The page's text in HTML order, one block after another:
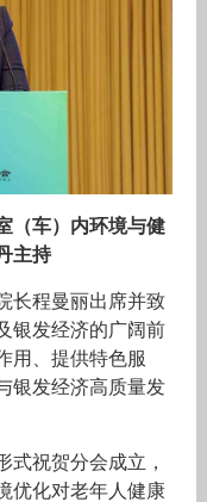
（车）内环境与健
主持
长程曼丽出席并致
银发经济的广阔前
用、提供特色服
银发经济高质量发
式祝贺分会成立，
优化对老年人健康